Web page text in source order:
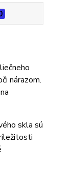
nárazom.
skla sú